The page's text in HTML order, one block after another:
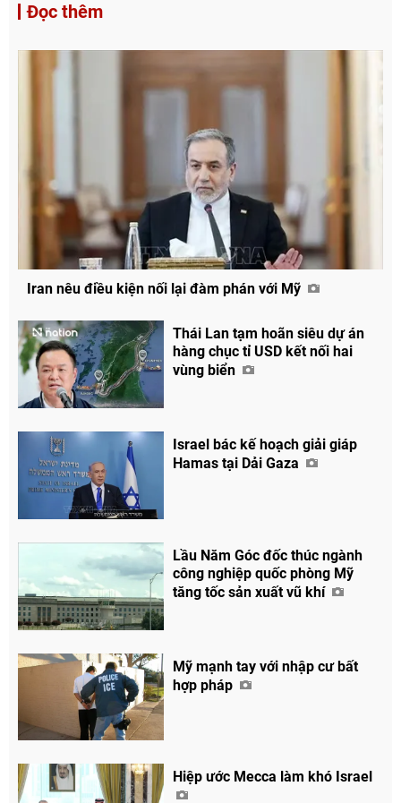
Đọc thêm
Iran nêu điều kiện nối lại đàm phán với Mỹ
Thái Lan tạm hoãn siêu dự án
hàng chục tỉ USD kết nối hai
vùng biển
Israel bác kế hoạch giải giáp
Hamas tại Dải Gaza
Lầu Năm Góc đốc thúc ngành
công nghiệp quốc phòng Mỹ
tăng tốc sản xuất vũ khí
Mỹ mạnh tay với nhập cư bất
hợp pháp
Hiệp ước Mecca làm khó Israel